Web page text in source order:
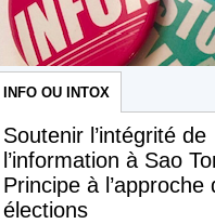
INFO OU INTOX
Soutenir l’intégrité de
l’information à Sao
Principe à l’approche
élections